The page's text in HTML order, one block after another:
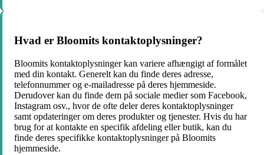
Hvad er Bloomits kontaktoplysninger?
Bloomits kontaktoplysninger kan variere afhængigt af formålet
med din kontakt. Generelt kan du finde deres adresse,
telefonnummer og e-mailadresse på deres hjemmeside.
Derudover kan du finde dem på sociale medier som Facebook,
Instagram osv., hvor de ofte deler deres kontaktoplysninger
samt opdateringer om deres produkter og tjenester. Hvis du har
brug for at kontakte en specifik afdeling eller butik, kan du
finde deres specifikke kontaktoplysninger på Bloomits
hjemmeside.